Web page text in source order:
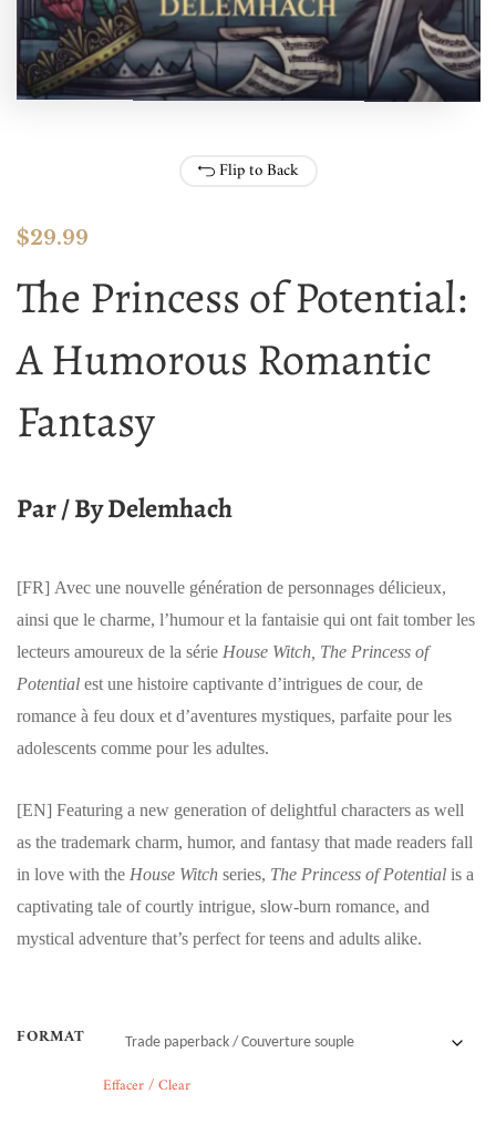
Flip to Back
$29.99
The Princess of Potential:
A Humorous Romantic
Fantasy
Par / By Delemhach
[FR] Avec une nouvelle génération de personnages délicieux,
ainsi que le charme, l’humour et la fantaisie qui ont fait tomber les
lecteurs amoureux de la série House Witch, The Princess of
Potential est une histoire captivante d’intrigues de cour, de
romance à feu doux et d’aventures mystiques, parfaite pour les
adolescents comme pour les adultes.
[EN] Featuring a new generation of delightful characters as well
as the trademark charm, humor, and fantasy that made readers fall
in love with the House Witch series, The Princess of Potential is a
captivating tale of courtly intrigue, slow-burn romance, and
mystical adventure that’s perfect for teens and adults alike.
FORMAT
Effacer / Clear